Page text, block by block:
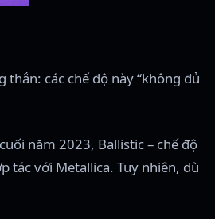
thắn: các chế độ này “không đủ
năm 2023, Ballistic – chế độ
tác với Metallica. Tuy nhiên, dù